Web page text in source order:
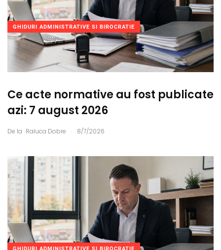
GHIDURI ADMINISTRATIVE SI BIROCRATIE
Ce acte normative au fost publicate
azi: 7 august 2026
De la Raluca Dobre . 8/7/2026
GHIDURI ADMINISTRATIVE SI BIROCRATIE